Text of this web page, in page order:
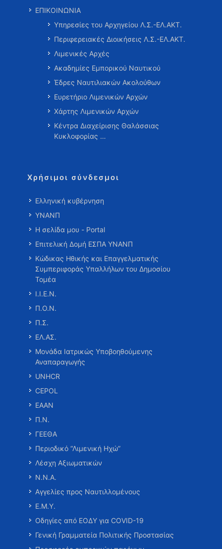
ΕΠΙΚΟΙΝΩΝΙΑ
Υπηρεσίες του Αρχηγείου Λ.Σ.-ΕΛ.ΑΚΤ.
Περιφερειακές Διοικήσεις Λ.Σ.-ΕΛ.ΑΚΤ.
Λιμενικές Αρχές
Ακαδημίες Εμπορικού Ναυτικού
Έδρες Ναυτιλιακών Ακολούθων
Ευρετήριο Λιμενικών Αρχών
Χάρτης Λιμενικών Αρχών
Κέντρα Διαχείρισης Θαλάσσιας
Κυκλοφορίας …
Χρήσιμοι σύνδεσμοι
Ελληνική κυβέρνηση
ΥΝΑΝΠ
Η σελίδα μου - Portal
Επιτελική Δομή ΕΣΠΑ ΥΝΑΝΠ
Κώδικας Ηθικής και Επαγγελματικής
Συμπεριφοράς Υπαλλήλων του Δημοσίου
Τομέα
Ι.Ι.Ε.Ν.
Π.Ο.Ν.
Π.Σ.
ΕΛ.ΑΣ.
Μονάδα Ιατρικώς Υποβοηθούμενης
Αναπαραγωγής
UNHCR
CEPOL
ΕΑΑΝ
Π.Ν.
ΓΕΕΘΑ
Περιοδικό “Λιμενική Ηχώ”
Λέσχη Αξιωματικών
Ν.Ν.Α.
Αγγελίες προς Ναυτιλλομένους
Ε.Μ.Υ.
Οδηγίες από ΕΟΔΥ για COVID-19
Γενική Γραμματεία Πολιτικής Προστασίας